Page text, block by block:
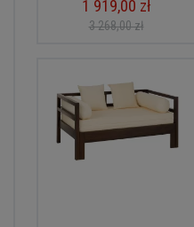
1 919,00 zł
3 268,00 zł